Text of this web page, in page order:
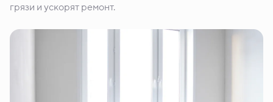
грязи и ускорят ремонт.